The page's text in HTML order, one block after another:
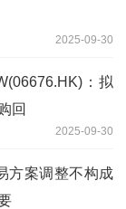
2025-09-30
：拟
回
2025-09-30
方案调整不构成